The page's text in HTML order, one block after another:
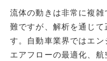
流体の動きは非常に複
難ですが、解析を通じ
す。自動車業界ではエ
エアフローの最適化、